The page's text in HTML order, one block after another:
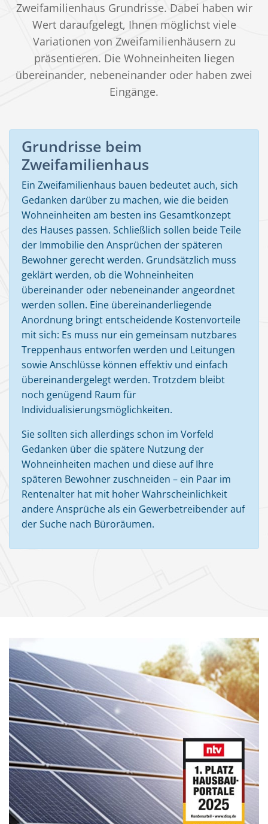
Zweifamilienhaus Grundrisse. Dabei haben wir
Wert daraufgelegt, Ihnen möglichst viele
Variationen von Zweifamilienhäusern zu
präsentieren. Die Wohneinheiten liegen
übereinander, nebeneinander oder haben zwei
Eingänge.
Grundrisse beim
Zweifamilienhaus
Ein Zweifamilienhaus bauen bedeutet auch, sich
Gedanken darüber zu machen, wie die beiden
Wohneinheiten am besten ins Gesamtkonzept
des Hauses passen. Schließlich sollen beide Teile
der Immobilie den Ansprüchen der späteren
Bewohner gerecht werden. Grundsätzlich muss
geklärt werden, ob die Wohneinheiten
übereinander oder nebeneinander angeordnet
werden sollen. Eine übereinanderliegende
Anordnung bringt entscheidende Kostenvorteile
mit sich: Es muss nur ein gemeinsam nutzbares
Treppenhaus entworfen werden und Leitungen
sowie Anschlüsse können effektiv und einfach
übereinandergelegt werden. Trotzdem bleibt
noch genügend Raum für
Individualisierungsmöglichkeiten.
Sie sollten sich allerdings schon im Vorfeld
Gedanken über die spätere Nutzung der
Wohneinheiten machen und diese auf Ihre
späteren Bewohner zuschneiden – ein Paar im
Rentenalter hat mit hoher Wahrscheinlichkeit
andere Ansprüche als ein Gewerbetreibender auf
der Suche nach Büroräumen.